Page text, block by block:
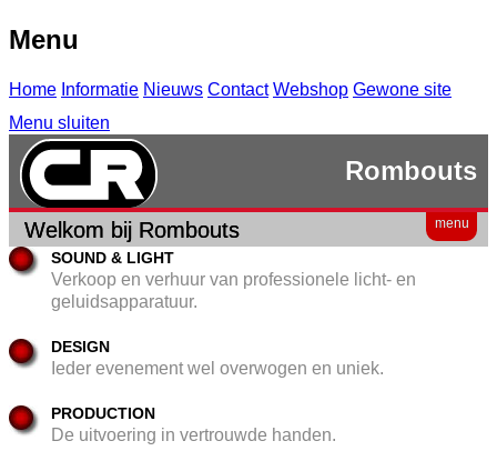
Menu
Home Informatie Nieuws Contact Webshop Gewone site
Menu sluiten
Rombouts
Welkom bij Rombouts menu
SOUND & LIGHT
Verkoop en verhuur van professionele licht- en
geluidsapparatuur.
DESIGN
Ieder evenement wel overwogen en uniek.
PRODUCTION
De uitvoering in vertrouwde handen.